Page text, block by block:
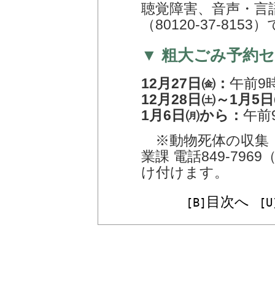
聴覚障害、音声・
（80120-37-8153
▼ 粗大ごみ予約
12月27日㈮： 午前9
12月28日㈯～1月5
1月6日㈪から： 午前
※動物死体の収集
業課 電話849-7969
け付けます。
[B] 目次へ